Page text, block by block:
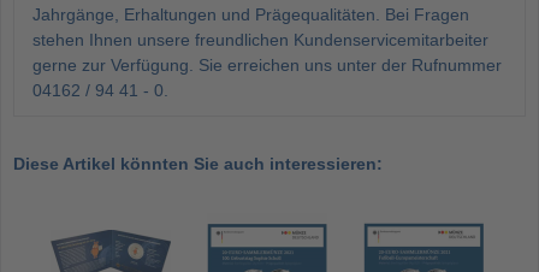
Jahrgänge, Erhaltungen und Prägequalitäten. Bei Fragen
stehen Ihnen unsere freundlichen Kundenservicemitarbeiter
gerne zur Verfügung. Sie erreichen uns unter der Rufnummer
04162 / 94 41 - 0.
Diese Artikel könnten Sie auch interessieren: